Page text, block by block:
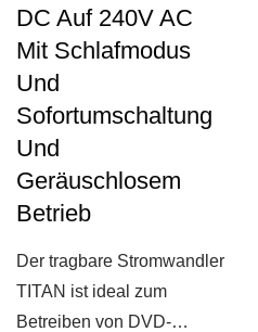
DC Auf 240V AC
Mit Schlafmodus
Und
Sofortumschaltung
Und
Geräuschlosem
Betrieb
Der tragbare Stromwandler
TITAN ist ideal zum
Betreiben von DVD-